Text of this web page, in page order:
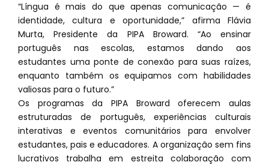
“Língua é mais do que apenas comunicação — é
identidade, cultura e oportunidade,” afirma Flávia
Murta, Presidente da PIPA Broward. “Ao ensinar
português nas escolas, estamos dando aos
estudantes uma ponte de conexão para suas raízes,
enquanto também os equipamos com habilidades
valiosas para o futuro.”
Os programas da PIPA Broward oferecem aulas
estruturadas de português, experiências culturais
interativas e eventos comunitários para envolver
estudantes, pais e educadores. A organização sem fins
lucrativos trabalha em estreita colaboração com